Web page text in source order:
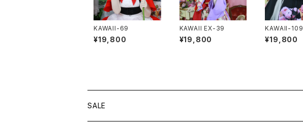
KAWAII-69
¥19,800
KAWAII EX-39
¥19,800
KAWAII-109
¥19,800
SALE